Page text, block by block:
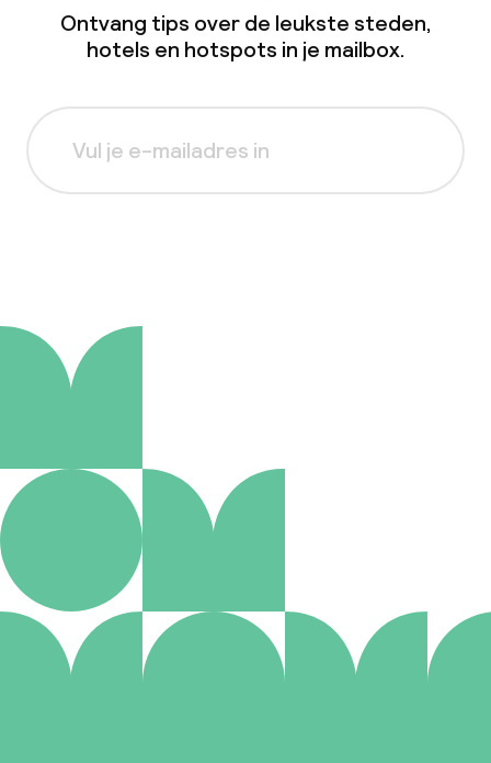
Ontvang tips over de leukste steden,
hotels en hotspots in je mailbox.